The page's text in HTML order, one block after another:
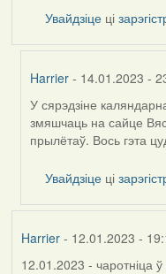
Увайдзіце ці
Harrier - 14.01.2023 -
In
reply
to
Peregrinus
У сярэдзіне
змяшчаць на сайце
прылётаў. Вось гэта
Увайдзіце ці
Harrier- 12.01.2023 -
12.01.2023 - чаротніца ў